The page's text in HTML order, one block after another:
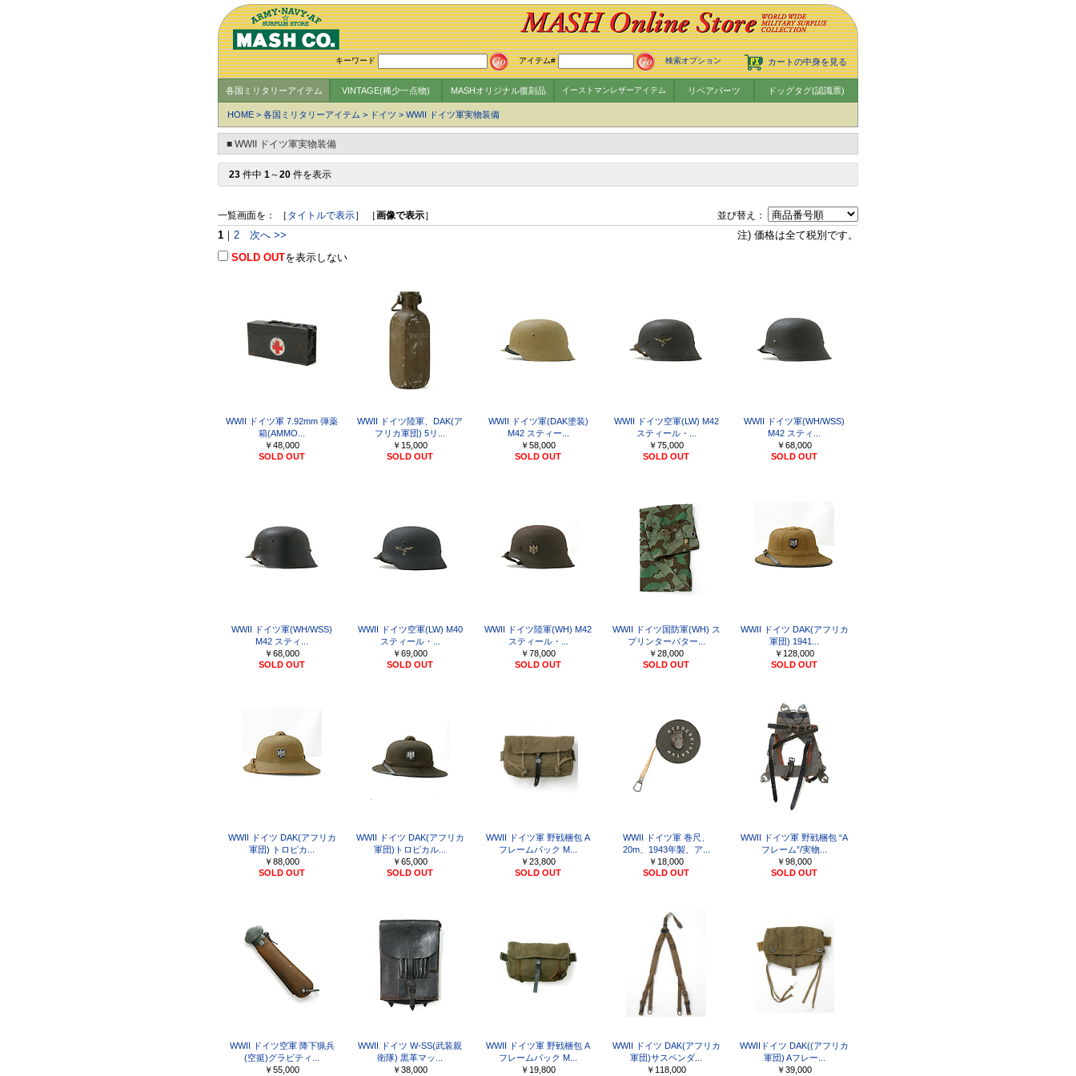
カートの中身を見る
キーワード アイテム# 検索オプション
各国ミリタリーアイテム VINTAGE(稀少一点物) MASHオリジナル復刻品 イーストマンレザーアイテム リペアパーツ ドッグタグ(認識票)
HOME > 各国ミリタリーアイテム > ドイツ > WWII ドイツ軍実物装備
■ WWII ドイツ軍実物装備
23 件中 1～20 件を表示
一覧画面を： ［ タイトルで表示］ ［画像で表示］ 並び替え：
1 ｜ 2 次へ >>
注) 価格は全て税別です。
SOLD OUTを表示しない
WWII ドイツ軍 7.92mm 弾薬
箱(AMMO...
￥48,000
SOLD OUT
WWII ドイツ陸軍、DAK(ア
フリカ軍団) 5リ...
￥15,000
SOLD OUT
WWII ドイツ軍(DAK塗装)
M42 スティー...
￥58,000
SOLD OUT
WWII ドイツ空軍(LW) M42
スティール・...
￥75,000
SOLD OUT
WWII ドイツ軍(WH/WSS)
M42 スティ...
￥68,000
SOLD OUT
WWII ドイツ軍(WH/WSS)
M42 スティ...
￥68,000
SOLD OUT
WWII ドイツ空軍(LW) M40
スティール・...
￥69,000
SOLD OUT
WWII ドイツ陸軍(WH) M42
スティール・...
￥78,000
SOLD OUT
WWII ドイツ国防軍(WH) ス
プリンターパター...
￥28,000
SOLD OUT
WWII ドイツ DAK(アフリカ
軍団) 1941...
￥128,000
SOLD OUT
WWII ドイツ DAK(アフリカ
軍団) トロピカ...
￥88,000
SOLD OUT
WWII ドイツ DAK(アフリカ
軍団)トロピカル...
￥65,000
SOLD OUT
WWII ドイツ軍 野戦梱包 A
フレームパック M...
￥23,800
SOLD OUT
WWII ドイツ軍 巻尺、
20m、1943年製、ア...
￥18,000
SOLD OUT
WWII ドイツ軍 野戦梱包 “A
フレーム”/実物...
￥98,000
SOLD OUT
WWII ドイツ空軍 降下猟兵
(空挺)グラビティ...
￥55,000
WWII ドイツ W-SS(武装親
衛隊) 黒革マッ...
￥38,000
WWII ドイツ軍 野戦梱包 A
フレームパック M...
￥19,800
WWII ドイツ DAK(アフリカ
軍団)サスペンダ...
￥118,000
WWIIドイツ DAK((アフリカ
軍団) Aフレー...
￥39,000